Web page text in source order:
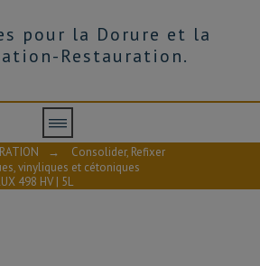
pour la Dorure et la
Restauration.
→
Consolider, Refixer
vinyliques et cétoniques
498 HV | 5L